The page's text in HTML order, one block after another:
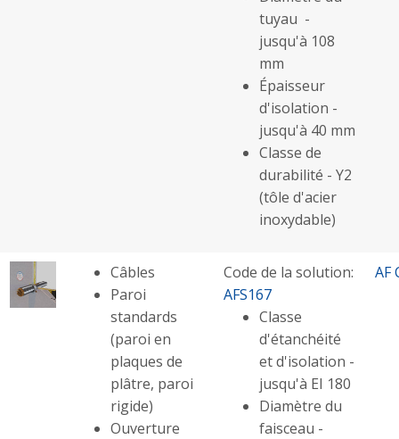
tuyau -
jusqu'à 108
mm
Épaisseur
d'isolation -
jusqu'à 40 mm
Classe de
durabilité - Y2
(tôle d'acier
inoxydable)
Câbles
Paroi
standards
(paroi en
plaques de
plâtre, paroi
rigide)
Ouverture
Code de la solution:
AFS167
Classe
d'étanchéité
et d'isolation -
jusqu'à EI 180
Diamètre du
faisceau -
AF